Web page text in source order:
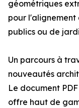
géométriques
pour l'alignement
publics ou de
Un parcours à
nouveautés
Le document
offre haut de